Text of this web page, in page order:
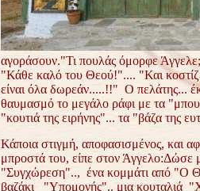
αγοράσουν."Τι πουλάς όμορφε
"Κάθε καλό του Θεού!".... "Και
είναι όλα δωρεάν.....!!" Ο πελάτης...
θαυμασμό το μεγάλο ράφι με τα
"κουτιά της ειρήνης"... τα "βάζα της
Κάποια στιγμή, αποφασισμένος, και
μπροστά του, είπε στον
"Συγχώρεση".., ένα κομμάτι από "Ο
βαζάκι "Υπομονής".. μια κουταλιά